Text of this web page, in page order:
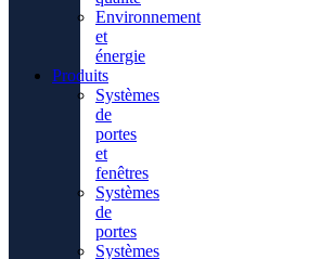
Environnement
et
énergie
Produits
Systèmes
de
portes
et
fenêtres
Systèmes
de
portes
Systèmes